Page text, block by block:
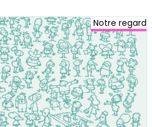
Notre regard